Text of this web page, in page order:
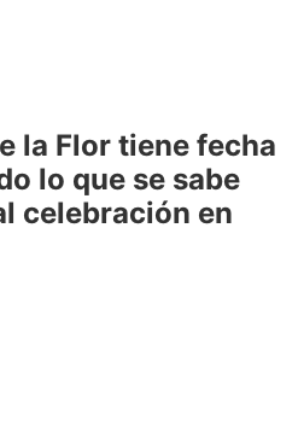
la Flor tiene fecha
lo que se sabe
celebración en